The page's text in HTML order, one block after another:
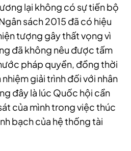
lại không có sự tiến bộ
sách 2015 đã có hiệu
tượng gây thất vọng vì
đã không nêu được tấm
pháp quyền, đồng thời
giải trình đối với nhân
đây là lúc Quốc hội cần
của mình trong việc thúc
bạch của hệ thống tài